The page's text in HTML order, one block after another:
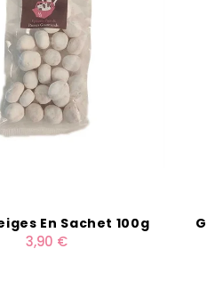
En Sachet 100g
3,90 €